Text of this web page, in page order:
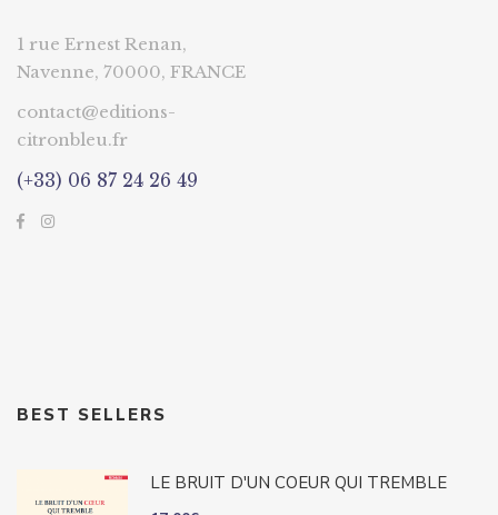
1 rue Ernest Renan,
Navenne, 70000, FRANCE
contact@editions-
citronbleu.fr
(+33) 06 87 24 26 49
BEST SELLERS
LE BRUIT D'UN COEUR QUI TREMBLE